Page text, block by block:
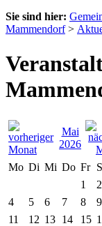
Sie sind hier:
Mammendorf>
Mai
2026
Mo Di Mi Do Fr
1
2
4
5 6 7 8 9
11
12 13 14 15